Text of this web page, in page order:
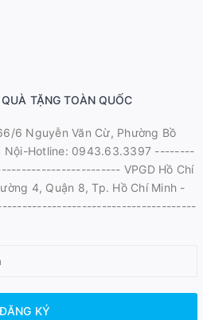
TẶNG TOÀN QUỐC
6 Nguyễn Văn Cừ, Phường Bồ
Nội-Hotline: 0943.63.3397 --------
VPGD Hồ Chí
4, Quận 8, Tp. Hồ Chí Minh -
KÝ